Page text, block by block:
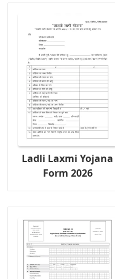
Ladli Laxmi Yojana
Form 2026